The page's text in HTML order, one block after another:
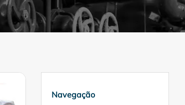
Navegação